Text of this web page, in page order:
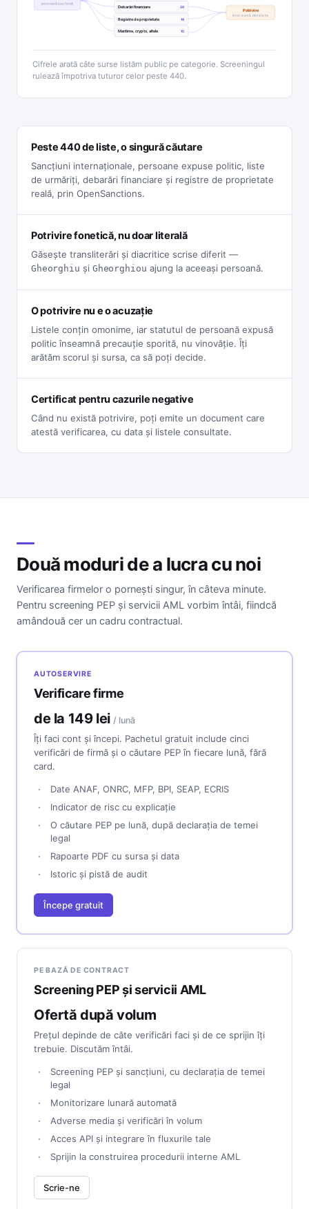
persoană sau firmă
Debarări financiare 20
Registre de proprietate 19
Maritime, crypto, altele 15
Potrivire
scor, sursă, decizia ta
Cifrele arată câte surse listăm public pe categorie. Screeningul
rulează împotriva tuturor celor peste 440.
Peste 440 de liste, o singură căutare
Sancțiuni internaționale, persoane expuse politic, liste
de urmăriți, debarări financiare și registre de proprietate
reală, prin OpenSanctions.
Potrivire fonetică, nu doar literală
Găsește transliterări și diacritice scrise diferit —
Gheorghiu și Gheorghiou ajung la aceeași persoană.
O potrivire nu e o acuzație
Listele conțin omonime, iar statutul de persoană expusă
politic înseamnă precauție sporită, nu vinovăție. Îți
arătăm scorul și sursa, ca să poți decide.
Certificat pentru cazurile negative
Când nu există potrivire, poți emite un document care
atestă verificarea, cu data și listele consultate.
Două moduri de a lucra cu noi
Verificarea firmelor o pornești singur, în câteva minute.
Pentru screening PEP și servicii AML vorbim întâi, fiindcă
amândouă cer un cadru contractual.
AUTOSERVIRE
Verificare firme
de la 149 lei/ lună
Îți faci cont și începi. Pachetul gratuit include cinci
verificări de firmă și o căutare PEP în fiecare lună, fără
card.
Date ANAF, ONRC, MFP, BPI, SEAP, ECRIS
Indicator de risc cu explicație
O căutare PEP pe lună, după declarația de temei
legal
Rapoarte PDF cu sursa și data
Istoric și pistă de audit
Începe gratuit
PE BAZĂ DE CONTRACT
Screening PEP și servicii AML
Ofertă după volum
Prețul depinde de câte verificări faci și de ce sprijin îți
trebuie. Discutăm întâi.
Screening PEP și sancțiuni, cu declarația de temei
legal
Monitorizare lunară automată
Adverse media și verificări în volum
Acces API și integrare în fluxurile tale
Sprijin la construirea procedurii interne AML
Scrie-ne